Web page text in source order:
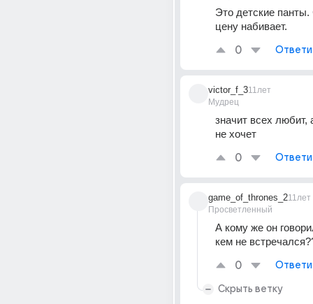
Это детские
цену набивает.
0
victor_f_3
Мудрец
11лет
значит всех любит,
не хочет
0
game_of_thrones_2
Просветленный
11лет
А кому же он
кем не
0
Скрыть ветку